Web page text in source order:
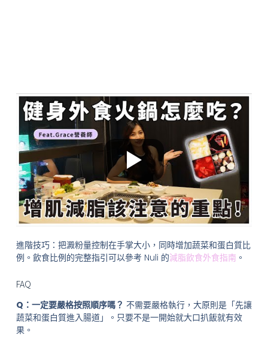
進階技巧：把澱粉量控制在手掌大小，同時增加蔬菜和蛋白質比
例。飲食比例的完整指引可以參考 Nuli 的減脂飲食外食指南 。
FAQ
Q：一定要嚴格按照順序嗎？ 不需要嚴格執行，大原則是「先讓
蔬菜和蛋白質進入腸道」。只要不是一開始就大口扒飯就有效
果。